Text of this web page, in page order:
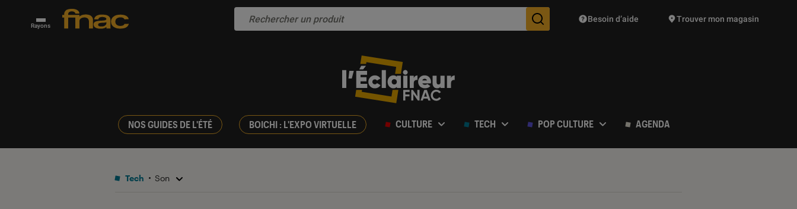
Rayons Des suggestions de produits vont vous être proposées
Besoin d’aide Trouver mon magasin
NOS GUIDES DE L'ÉTÉ BOICHI : L'EXPO VIRTUELLE CULTURE TECH POP CULTURE AGENDA
Tech Son